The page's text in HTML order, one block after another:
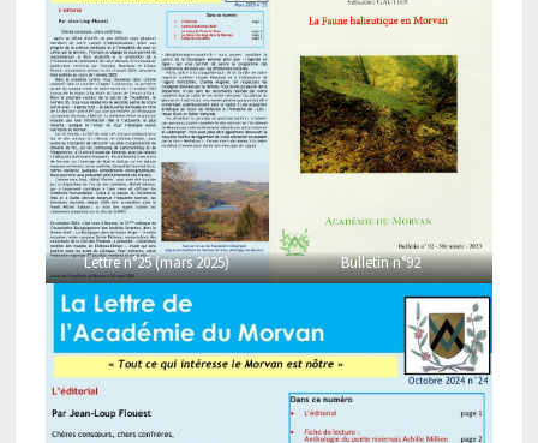
Lettre n°25 (mars 2025) Bulletin n°92